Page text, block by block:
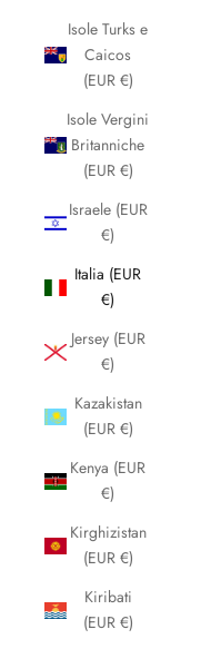
Isole Turks e
Caicos
(EUR €)
Isole Vergini
Britanniche
(EUR €)
Israele (EUR
€)
Italia (EUR
€)
Jersey (EUR
€)
Kazakistan
(EUR €)
Kenya (EUR
€)
Kirghizistan
(EUR €)
Kiribati
(EUR €)